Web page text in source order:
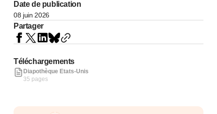
Date de publication
08 juin 2026
Partager
Téléchargements
Diapothèque Etats-Unis
35 pages